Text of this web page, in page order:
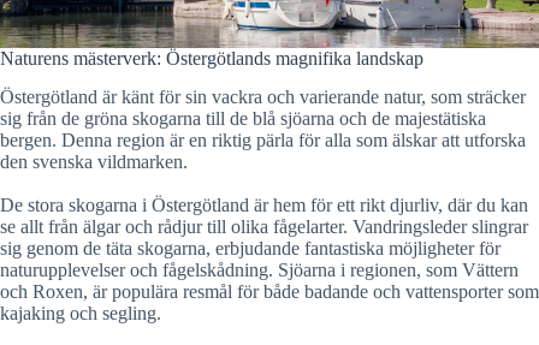
Naturens mästerverk: Östergötlands magnifika landskap
Östergötland är känt för sin vackra och varierande natur, som sträcker
sig från de gröna skogarna till de blå sjöarna och de majestätiska
bergen. Denna region är en riktig pärla för alla som älskar att utforska
den svenska vildmarken.
De stora skogarna i Östergötland är hem för ett rikt djurliv, där du kan
se allt från älgar och rådjur till olika fågelarter. Vandringsleder slingrar
sig genom de täta skogarna, erbjudande fantastiska möjligheter för
naturupplevelser och fågelskådning. Sjöarna i regionen, som Vättern
och Roxen, är populära resmål för både badande och vattensporter som
kajaking och segling.